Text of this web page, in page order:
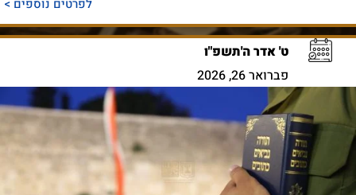
לפרטים נוספים >
ט' אדר ה'תשפ"ו
פברואר 26, 2026